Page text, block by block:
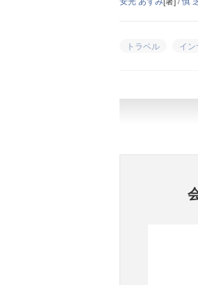
トラベル イン